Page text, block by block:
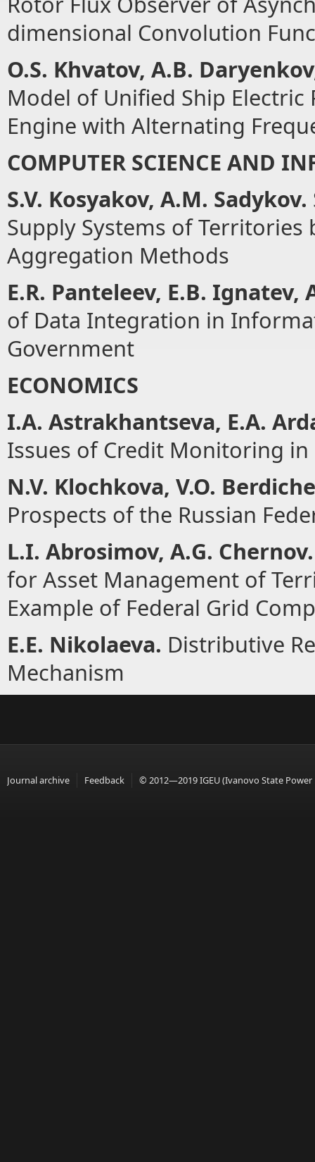
dimensional Convolution
O.S. Khvatov, А.B.
Model of Unified Ship
Engine with Alternating
COMPUTER SCIENCE AND
S.V. Kosyakov, А.M. Sadykov.
Supply Systems of
Aggregation Methods
Е.R. Panteleev, Е.B. Ignatev,
of Data Integration in
Government
ECONOMICS
I.А. Astrakhantseva, E.А.
Issues of Credit Monitoring in
N.V. Klochkova, V.O.
Prospects of the Russian
L.I. Abrosimov, А.G. Chernov.
for Asset Management of
Example of Federal Grid
Е.Е. Nikolaevа. Distributive
Mechanism
Journal archive Feedback © 2012—2019 IGEU (Ivanovo State